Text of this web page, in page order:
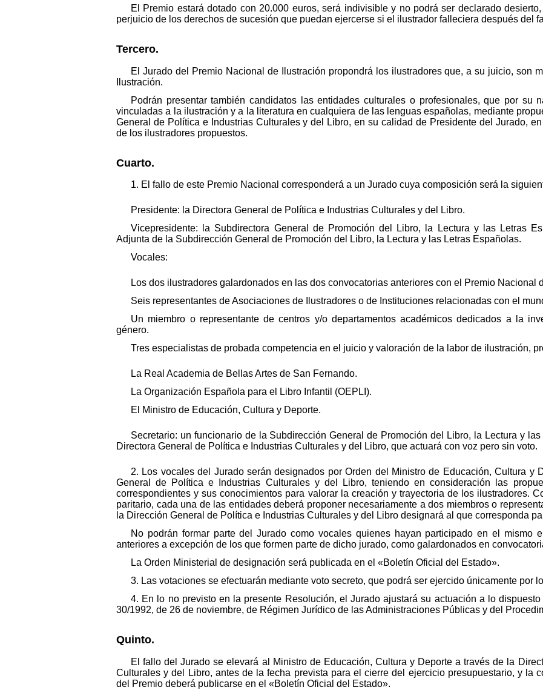
El Premio estará dotado con 20.000 euros, será indivisible y no podrá ser declarado
perjuicio de los derechos de sucesión que puedan ejercerse si el ilustrador falleciera después del
Tercero.
El Jurado del Premio Nacional de Ilustración propondrá los ilustradores que, a su juicio, son
Ilustración.
Podrán presentar también candidatos las entidades culturales o profesionales, que por su
vinculadas a la ilustración y a la literatura en cualquiera de las lenguas españolas, mediante
General de Política e Industrias Culturales y del Libro, en su calidad de Presidente del Jurado,
de los ilustradores propuestos.
Cuarto.
1. El fallo de este Premio Nacional corresponderá a un Jurado cuya composición será la
Presidente: la Directora General de Política e Industrias Culturales y del Libro.
Vicepresidente: la Subdirectora General de Promoción del Libro, la Lectura y las Letras
Adjunta de la Subdirección General de Promoción del Libro, la Lectura y las Letras Españolas.
Vocales:
Los dos ilustradores galardonados en las dos convocatorias anteriores con el Premio Nacional
Seis representantes de Asociaciones de Ilustradores o de Instituciones relacionadas con el
Un miembro o representante de centros y/o departamentos académicos dedicados a la
género.
Tres especialistas de probada competencia en el juicio y valoración de la labor de ilustración,
La Real Academia de Bellas Artes de San Fernando.
La Organización Española para el Libro Infantil (OEPLI).
El Ministro de Educación, Cultura y Deporte.
Secretario: un funcionario de la Subdirección General de Promoción del Libro, la Lectura y
Directora General de Política e Industrias Culturales y del Libro, que actuará con voz pero sin voto.
2. Los vocales del Jurado serán designados por Orden del Ministro de Educación, Cultura y
General de Política e Industrias Culturales y del Libro, teniendo en consideración las
correspondientes y sus conocimientos para valorar la creación y trayectoria de los ilustradores.
paritario, cada una de las entidades deberá proponer necesariamente a dos miembros o
la Dirección General de Política e Industrias Culturales y del Libro designará al que corresponda
No podrán formar parte del Jurado como vocales quienes hayan participado en el mismo
anteriores a excepción de los que formen parte de dicho jurado, como galardonados en
La Orden Ministerial de designación será publicada en el «Boletín Oficial del Estado».
3. Las votaciones se efectuarán mediante voto secreto, que podrá ser ejercido únicamente por
4. En lo no previsto en la presente Resolución, el Jurado ajustará su actuación a lo
30/1992, de 26 de noviembre, de Régimen Jurídico de las Administraciones Públicas y del
Quinto.
El fallo del Jurado se elevará al Ministro de Educación, Cultura y Deporte a través de la
Culturales y del Libro, antes de la fecha prevista para el cierre del ejercicio presupuestario, y la
del Premio deberá publicarse en el «Boletín Oficial del Estado».